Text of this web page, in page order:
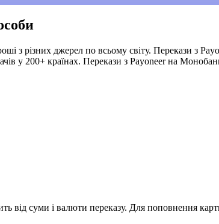
з різних джерел по всьому світу. Перекази з
у 200+ країнах. Перекази з Payoneer на
від суми і валюти переказу. Для поповнення